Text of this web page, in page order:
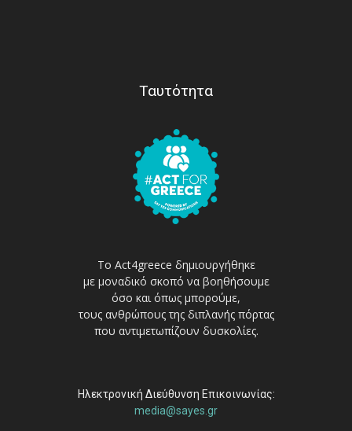
Ταυτότητα
Το Act4greece δημιουργήθηκε
με μοναδικό σκοπό να βοηθήσουμε
όσο και όπως μπορούμε,
τους ανθρώπους της διπλανής πόρτας
που αντιμετωπίζουν δυσκολίες.
Ηλεκτρονική Διεύθυνση Επικοινωνίας:
media@sayes.gr